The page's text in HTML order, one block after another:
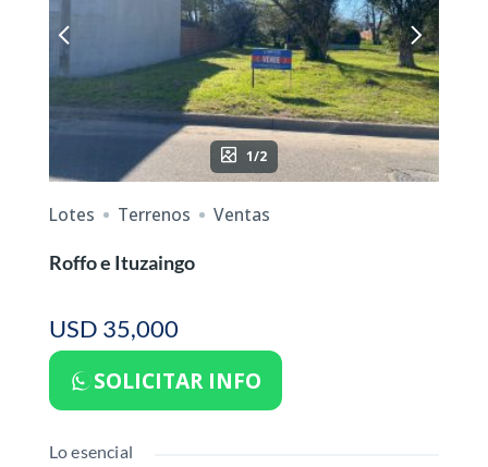
1/2
Lotes Terrenos
Ventas
Roffo e Ituzaingo
USD 35,000
SOLICITAR INFO
Lo esencial